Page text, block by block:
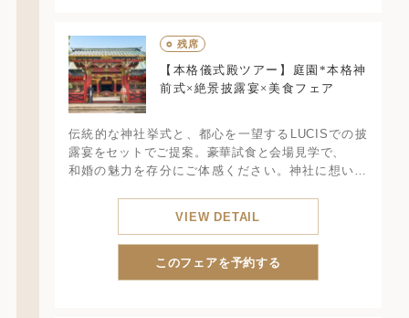
○ 残席
【本格儀式殿ツアー】庭園*本格神
前式×絶景披露宴×美食フェア
伝統的な神社挙式と、都心を一望するLUCISでの披
露宴をセットでご提案。豪華試食と会場見学で、
和婚の魅力を存分にご体感ください。神社に想い出
VIEW DETAIL
このフェアを予約する